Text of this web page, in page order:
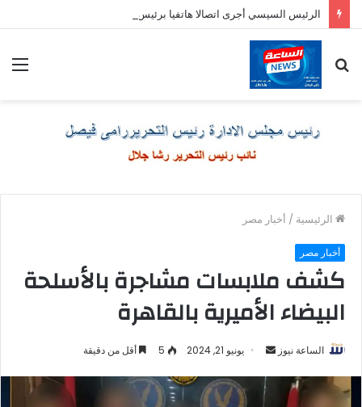
الرئيس السيسي أجرى اتصالا هاتفيا برئيس وزراء اليونان
عن
الرئيسية / أخبار مصر
أخبار مصر
كشف ملابسات مشاجرة بالأسلحة
البيضاء الأميرية بالقاهرة
الساعة نيوز
أرسل
إلكترونيا
يونيو 21, 2024 5 أقل من دقيقة